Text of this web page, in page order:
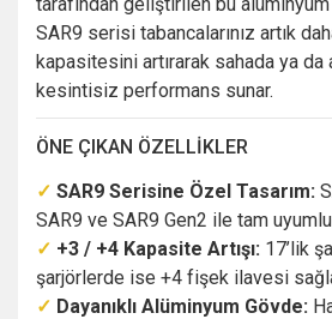
SAR9 serisi tabancalarınız artık
kapasitesini artırarak sahada ya da
kesintisiz performans sunar.
ÖNE ÇIKAN ÖZELLİKLER
✓ SAR9 Serisine Özel Tasarım:
SAR9 ve SAR9 Gen2 ile tam
✓ +3 / +4 Kapasite Artışı: 17’lik
şarjörlerde ise +4 fişek ilavesi
✓ Dayanıklı Alüminyum Gövde: